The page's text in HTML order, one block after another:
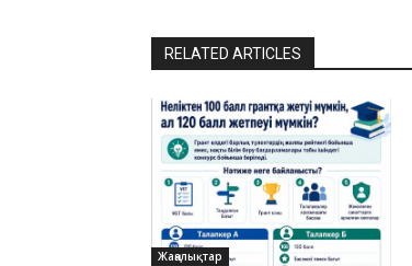
RELATED ARTICLES
Жаңалықтар